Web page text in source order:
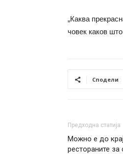
„Каква
човек каков
Сподели
Предходна статија
Можно е до
рестораните за